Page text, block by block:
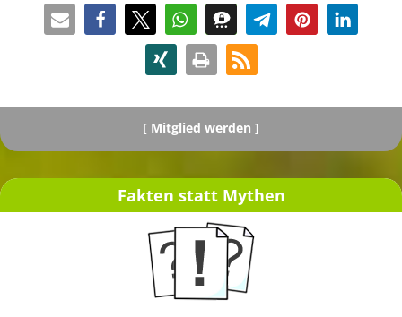
[ Mitglied werden ]
[ Spenden ]
Fakten statt Mythen